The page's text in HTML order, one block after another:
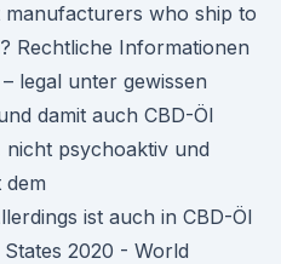
who ship to
Rechtliche Informationen
legal unter gewissen
damit auch CBD-Öl
psychoaktiv und
dem
ist auch in CBD-Öl
2020 - World